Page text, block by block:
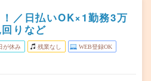
／日払いOK×1勤務3万
りなど
が休み 残業なし WEB登録OK